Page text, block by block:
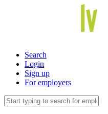
Search
Login
Sign up
For employers